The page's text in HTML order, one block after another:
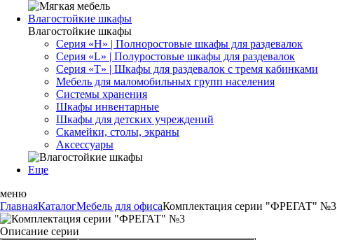
Влагостойкие шкафы
Влагостойкие шкафы
Серия «H» | Полноростовые шкафы для раздевалок
Серия «L» | Полуростовые шкафы для раздевалок
Серия «T» | Шкафы для раздевалок с тремя кабинками
Мебель для маломобильных групп населения
Системы хранения
Шкафы инвентарные
Шкафы для детских учреждений
Скамейки, столы, экраны
Аксессуары
Еще
меню
ГлавнаяКаталогМебель для офисаКомплектация серии "ФРЕГАТ" №3
Описание серии